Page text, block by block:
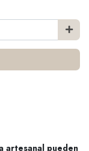
artesanal pueden